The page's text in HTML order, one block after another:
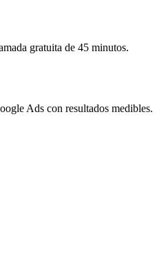
gratuita de 45 minutos.
Ads con resultados medibles.